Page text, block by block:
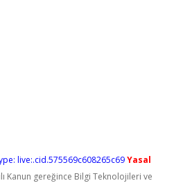
live:.cid.575569c608265c69Yasal
Kanun gereğince Bilgi Teknolojileri ve